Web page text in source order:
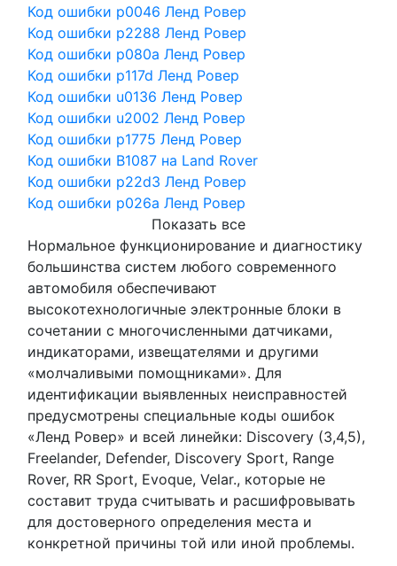
Код ошибки p0046 Ленд Ровер
Код ошибки p2288 Ленд Ровер
Код ошибки p080a Ленд Ровер
Код ошибки p117d Ленд Ровер
Код ошибки u0136 Ленд Ровер
Код ошибки u2002 Ленд Ровер
Код ошибки p1775 Ленд Ровер
Код ошибки B1087 на Land Rover
Код ошибки p22d3 Ленд Ровер
Код ошибки p026а Ленд Ровер
Показать все
Нормальное функционирование и диагностику
большинства систем любого современного
автомобиля обеспечивают
высокотехнологичные электронные блоки в
сочетании с многочисленными датчиками,
индикаторами, извещателями и другими
«молчаливыми помощниками». Для
идентификации выявленных неисправностей
предусмотрены специальные коды ошибок
«Ленд Ровер» и всей линейки: Discovery (3,4,5),
Freelander, Defender, Discovery Sport, Range
Rover, RR Sport, Evoque, Velar., которые не
составит труда считывать и расшифровывать
для достоверного определения места и
конкретной причины той или иной проблемы.